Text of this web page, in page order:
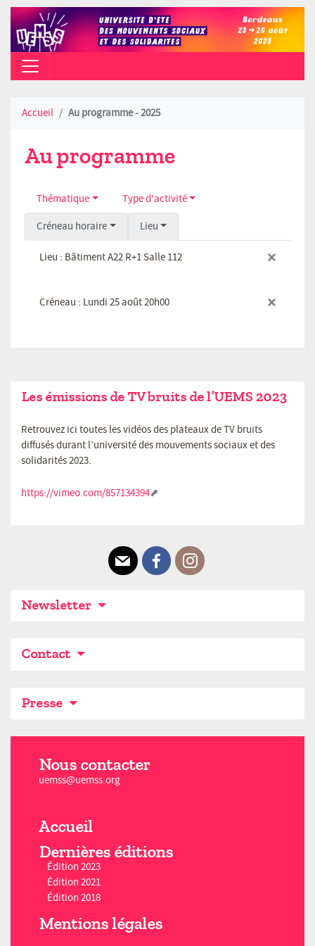
CAMPUS PEIXOTTO (TALENCE) -
Accueil Au programme - 2025
Au programme
Thématique Type d'activité
Créneau horaire Lieu
×
Lieu : Bâtiment A22 R+1 Salle 112
×
Créneau : Lundi 25 août 20h00
Les émissions de TV bruits de l’UEMS 2023
Retrouvez ici toutes les vidéos des plateaux de TV bruits
diffusés durant l’université des mouvements sociaux et des
solidarités 2023.
https://vimeo.com/857134394
Newsletter
Contact
Presse
Nous contacter
uemss@uemss.org
Accueil
Dernières éditions
Édition 2023
Édition 2021
Édition 2018
Mentions légales